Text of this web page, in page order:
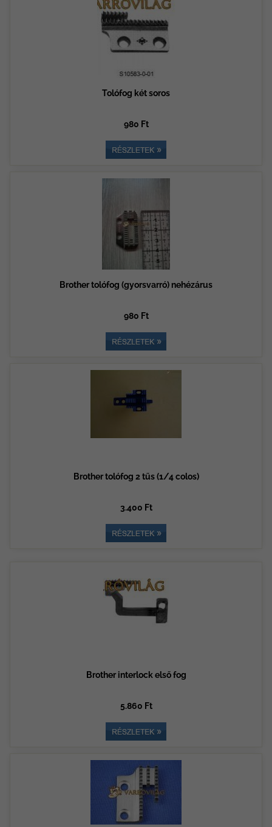
Tolófog két soros
980 Ft
Brother tolófog (gyorsvarró) nehézárus
980 Ft
Brother tolófog 2 tűs (1/4 colos)
3.400 Ft
Brother interlock első fog
5.860 Ft